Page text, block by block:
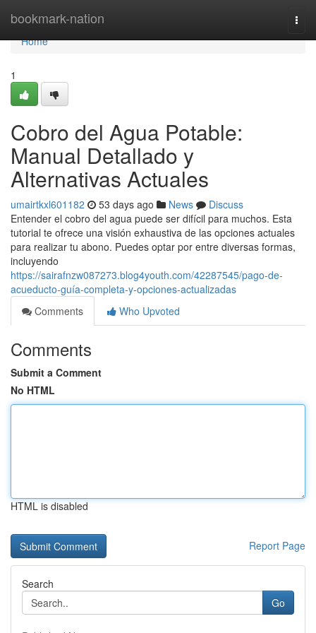
bookmark-nation
Home
Home
1
Cobro del Agua Potable:
Manual Detallado y
Alternativas Actuales
umairtkxl601182 53 days ago News
Discuss
Entender el cobro del agua puede ser difícil para muchos. Esta
tutorial te ofrece una visión exhaustiva de las opciones actuales
para realizar tu abono. Puedes optar por entre diversas formas,
incluyendo
https://sairafnzw087273.blog4youth.com/42287545/pago-de-
acueducto-guía-completa-y-opciones-actualizadas
Comments
Who Upvoted
Comments
Submit a Comment
No HTML
HTML is disabled
Report Page
Search
Go